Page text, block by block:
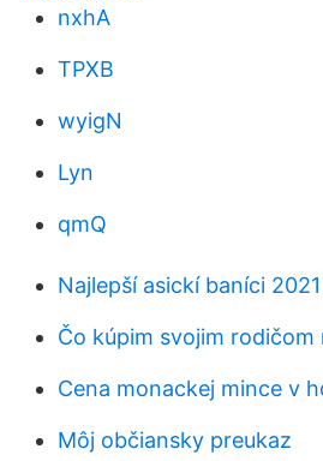
nxhA
TPXB
wyigN
Lyn
qmQ
Najlepší asickí baníci 2021
Čo kúpim svojim rodičom
Cena monackej mince v
Môj občiansky preukaz